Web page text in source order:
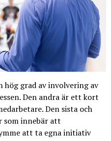
hög grad av involvering av
Den andra är ett kort
Den sista och
som innebär att
att ta egna initiativ